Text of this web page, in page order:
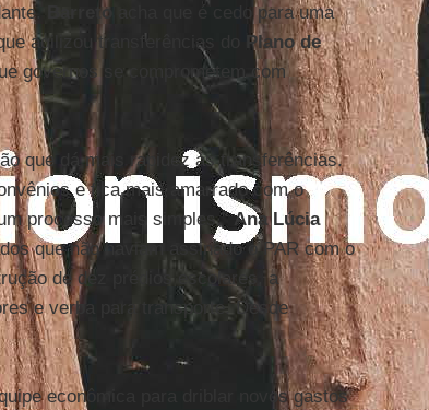
Barreto
acha que é cedo para uma
agilizou transferências do
Plano de
governos se comprometem com
que dá mais rapidez às transferências.
e fica mais amarrado com o
processo mais simples."Ana Lúcia
que não haviam assinado o PAR com o
de dez prédios escolares, a
e verba para transporte. Desde
econômica para driblar novos gastos